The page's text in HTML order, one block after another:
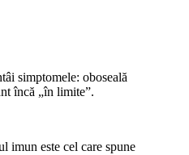
simptomele: oboseală
încă „în limite”.
imun este cel care spune